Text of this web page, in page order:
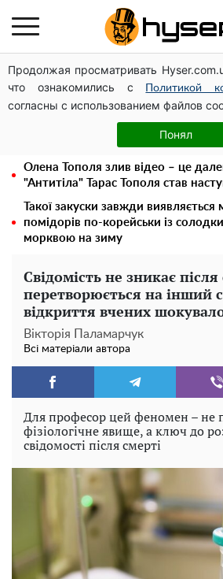
Продолжая просматривать
что ознакомились с
Политикой
согласны с использованием файлов
Понял
Новий притулок для осколків
Новинського знову з'явилася в
Павло Прудніков та його
у російському театрі до номінанта
Федерації профспілок
Олена Тополя злив відео – це
"Антитіла" Тарас Тополя став
Такої закуски завжди
помідорів по-корейськи із
морквою на зиму
Свідомість не зникає після
перетворюється на інший
відкриття вчених
Вікторія Паламарчук
Всі матеріали автора
Для професор цей феномен – не
фізіологічне явище, а ключ до
свідомості після смерті